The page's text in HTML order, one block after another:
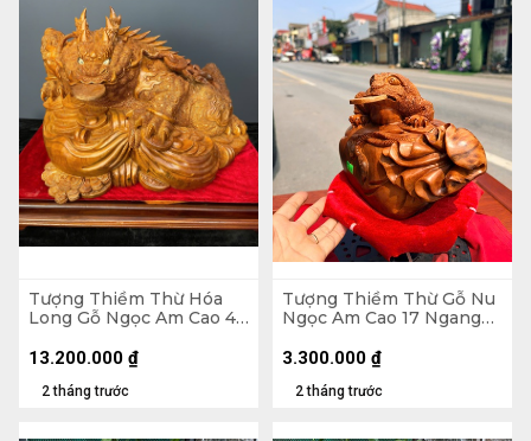
Tượng Thiềm Thừ Hóa
Long Gỗ Ngọc Am Cao 43
2 tháng trước
13.200.000 ₫
Tượng Thiềm Thừ Gỗ Nu
Ngọc Am Cao 17 Ngang
2 tháng trước
3.300.000 ₫